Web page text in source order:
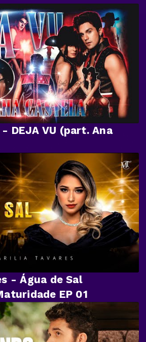
DEJA VU (part. Ana
- Água de Sal
EP 01